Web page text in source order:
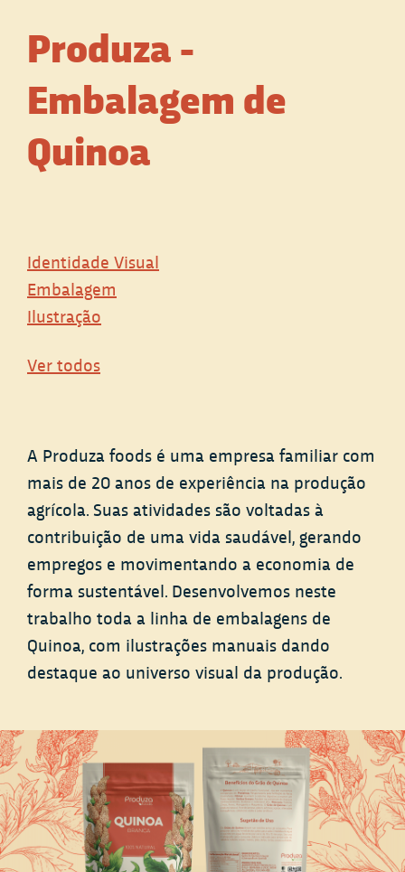
Produza -
Embalagem de
Quinoa
Identidade Visual
Embalagem
Ilustração
Ver todos
A Produza foods é uma empresa familiar com
mais de 20 anos de experiência na produção
agrícola. Suas atividades são voltadas à
contribuição de uma vida saudável, gerando
empregos e movimentando a economia de
forma sustentável. Desenvolvemos neste
trabalho toda a linha de embalagens de
Quinoa, com ilustrações manuais dando
destaque ao universo visual da produção.